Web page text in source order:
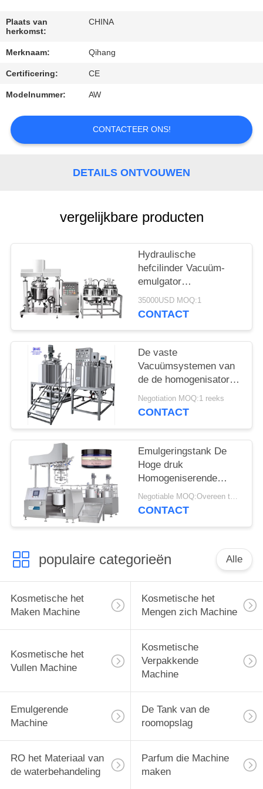
ONS
VERZOEK
OM
EEN
CITAAT
Plaats van
herkomst:
CHINA
Merknaam: Qihang
Certificering: CE
Modelnummer: AW
CONTACTEER ONS!
DETAILS ONTVOUWEN
vergelijkbare producten
Hydraulische
hefcilinder Vacuüm-
emulgator
Homogenisator voor
homogeen mengsel
35000USD MOQ:1
CONTACT
De vaste
Vacuümsystemen van
de de homogenisator
Elektrocontrole van de
Homogenisator
Negotiation MOQ:1 reeks
CONTACT
Emulgeringstank De
Hoge druk
Homogeniserende
Machine van
220V/380V 50HZ
Negotiable MOQ:Overeen te komen
CONTACT
populaire categorieën Alle
Kosmetische het
Maken Machine
Kosmetische het
Mengen zich Machine
Kosmetische het
Vullen Machine
Kosmetische
Verpakkende
Machine
Emulgerende
Machine
De Tank van de
roomopslag
RO het Materiaal van
de waterbehandeling
Parfum die Machine
maken